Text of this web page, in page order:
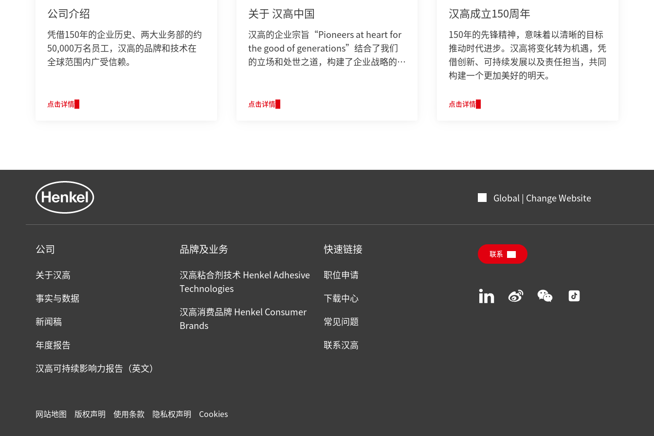
公司介绍
凭借150年的企业历史、两大业务部的约
50,000万名员工，汉高的品牌和技术在
全球范围内广受信赖。
点击详情
关于 汉高中国
汉高的企业宗旨“Pioneers at heart for
the good of generations”结合了我们
的立场和处世之道，构建了企业战略的基
点击详情
汉高成立150周年
150年的先锋精神，意味着以清晰的目标
推动时代进步。汉高将变化转为机遇，凭
借创新、可持续发展以及责任担当，共同
构建一个更加美好的明天。
点击详情
Global | Change Website
公司
关于汉高
事实与数据
新闻稿
年度报告
汉高可持续影响力报告（英文）
品牌及业务
汉高粘合剂技术 Henkel Adhesive
Technologies
汉高消费品牌 Henkel Consumer
Brands
快速链接
职位申请
下载中心
常见问题
联系汉高
联系
Join
on
us
on
Join
us
Join
on
网站地图 版权声明 使用条款 隐私权声明 Cookies